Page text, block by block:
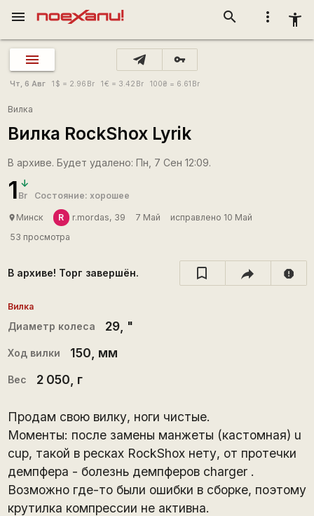
more_vert accessibility_new
search
menu
vpn_key
Чт, 6 Авг 1 $ = 2.96 Br 1€ = 3.42 Br 100₴ = 6.61 Br
Вилка
Вилка RockShox Lyrik
В архиве. Будет удалено: Пн, 7 Сен 12:09.
1 Br Состояние: хорошее
place Минск R r.mordas, 39 7 Май
исправлено 10 Май
53 просмотра
В архиве! Торг завершён. report
Вилка
Диаметр колеса 29, "
Ход вилки 150 , мм
Вес 2 050 , г
Продам свою вилку, ноги чистые.
Моменты: после замены манжеты (кастомная) u
cup, такой в ресках RockShox нету, от протечки
демпфера - болезнь демпферов charger .
Возможно где-то были ошибки в сборке, поэтому
крутилка компрессии не активна.